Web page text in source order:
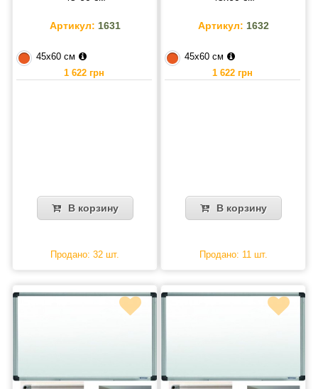
Артикул: 1631
45х60 см
1 622 грн
В корзину
Продано: 32 шт.
Артикул: 1632
45х60 см
1 622 грн
В корзину
Продано: 11 шт.